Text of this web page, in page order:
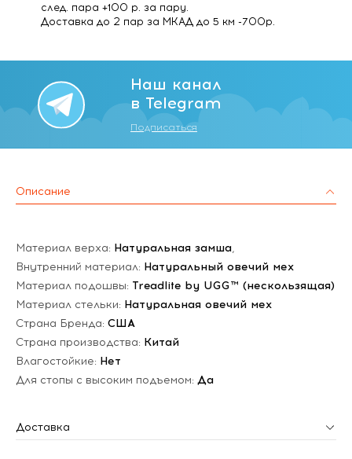
след. пара +100 р. за пару.
Доставка до 2 пар за МКАД до 5 км -700р.
Наш канал
в Telegram
Подписаться
Описание
Материал верха: Натуральная замша,
Внутренний материал: Натуральный овечий мех
Материал подошвы: Treadlite by UGG™ (нескользящая)
Материал стельки: Натуральная овечий мех
Страна Бренда: США
Страна производства: Китай
Влагостойкие: Нет
Для стопы с высоким подъемом: Да
Доставка